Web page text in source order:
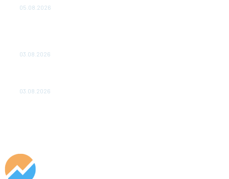
05.08.2026
03.08.2026
03.08.2026